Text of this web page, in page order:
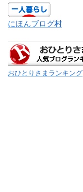
にほんブログ村
おひとりさまランキング